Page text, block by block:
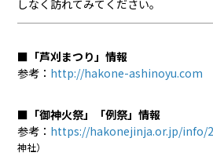
しなく訪れてみてください。
■「芦刈まつり」情報
参考： http://hakone-ashinoyu.com
■「御神火祭」「例祭」情報
参考： https://hakonejinja.or.jp/info/
神社）